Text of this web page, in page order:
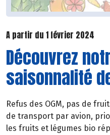
A partir du 1 février 2024
Découvrez
saisonnalité
Refus des OGM, pas de
de transport par avion,
les fruits et légumes bio